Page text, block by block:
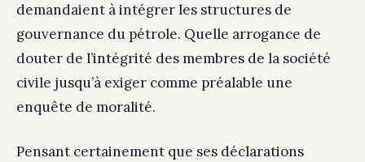
demandaient à intégrer les structures de
gouvernance du pétrole. Quelle arrogance de
douter de l’intégrité des membres de la société
civile jusqu’à exiger comme préalable une
enquête de moralité.
Pensant certainement que ses déclarations